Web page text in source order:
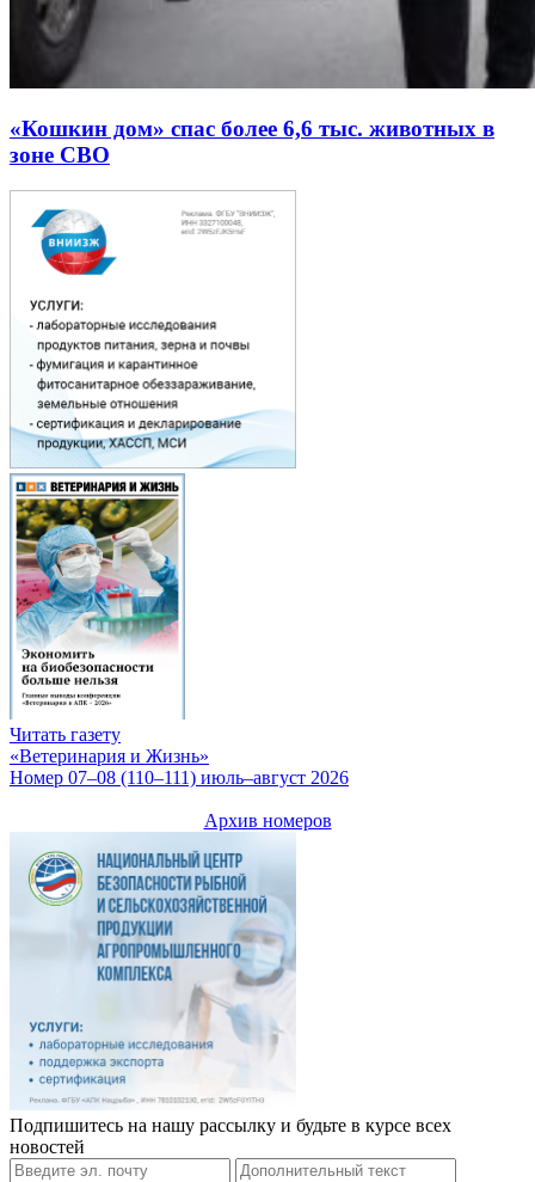
«Кошкин дом» спас более 6,6 тыс. животных в
зоне СВО
Читать газету
«Ветеринария и Жизнь»
Номер 07–08 (110–111) июль–август 2026
Архив номеров
Подпишитесь на нашу рассылку и будьте в курсе всех
новостей